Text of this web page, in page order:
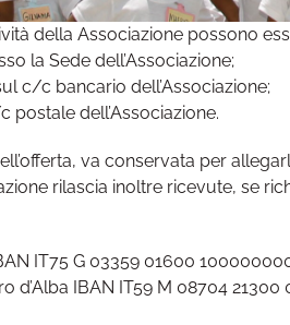
della Associazione possono
la Sede dell’Associazione;
c/c bancario dell’Associazione;
dell’Associazione.
va conservata per
rilascia inoltre ricevute, se
IT75 G 03359 01600
d’Alba IBAN IT59 M 08704 21300